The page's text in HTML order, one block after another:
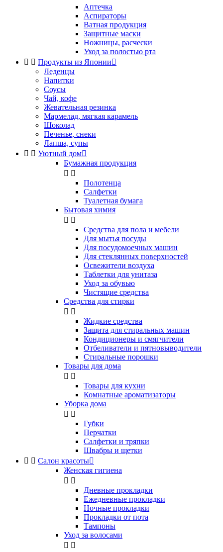
Аптечка
Аспираторы
Ватная продукция
Защитные маски
Ножницы, расчески
Уход за полостью рта
  Продукты из Японии
Леденцы
Напитки
Соусы
Чай, кофе
Жевательная резинка
Мармелад, мягкая карамель
Шоколад
Печенье, снеки
Лапша, супы
  Уютный дом
Бумажная продукция
 
Полотенца
Салфетки
Туалетная бумага
Бытовая химия
 
Cредства для пола и мебели
Для мытья посуды
Для посудомоечных машин
Для стеклянных поверхностей
Освежители воздуха
Таблетки для унитаза
Уход за обувью
Чистящие средства
Средства для стирки
 
Жидкие средства
Защита для стиральных машин
Кондиционеры и смягчители
Отбеливатели и пятновыводители
Стиральные порошки
Товары для дома
 
Товары для кухни
Комнатные ароматизаторы
Уборка дома
 
Губки
Перчатки
Салфетки и тряпки
Швабры и щетки
  Салон красоты
Женская гигиена
 
Дневные прокладки
Ежедневные прокладки
Ночные прокладки
Прокладки от пота
Тампоны
Уход за волосами
 